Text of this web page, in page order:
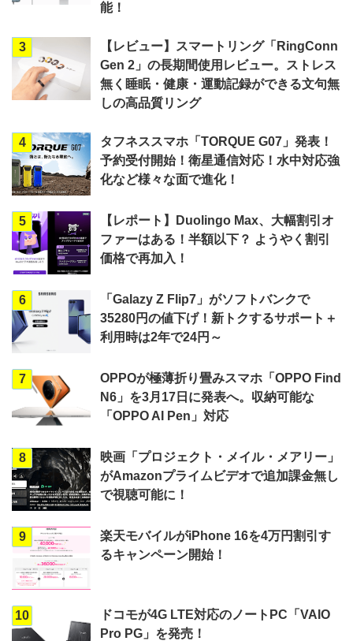
能！
3
【レビュー】スマートリング「RingConn
Gen 2」の長期間使用レビュー。ストレス
無く睡眠・健康・運動記録ができる文句無
しの高品質リング
4
タフネススマホ「TORQUE G07」発表！
予約受付開始！衛星通信対応！水中対応強
化など様々な面で進化！
5
【レポート】Duolingo Max、大幅割引オ
ファーはある！半額以下？ ようやく割引
価格で再加入！
6
「Galazy Z Flip7」がソフトバンクで
35280円の値下げ！新トクするサポート＋
利用時は2年で24円～
7
OPPOが極薄折り畳みスマホ「OPPO Find
N6」を3月17日に発表へ。収納可能な
「OPPO AI Pen」対応
8
映画「プロジェクト・メイル・メアリー」
がAmazonプライムビデオで追加課金無し
で視聴可能に！
9
楽天モバイルがiPhone 16を4万円割引す
るキャンペーン開始！
10
ドコモが4G LTE対応のノートPC「VAIO
Pro PG」を発売！